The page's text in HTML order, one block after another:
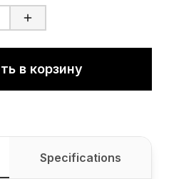
в корзину
Specifications